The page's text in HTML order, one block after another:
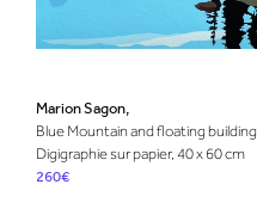
Marion Sagon,
Blue Mountain and floating building
Digigraphie sur papier, 40 x 60 cm
260€